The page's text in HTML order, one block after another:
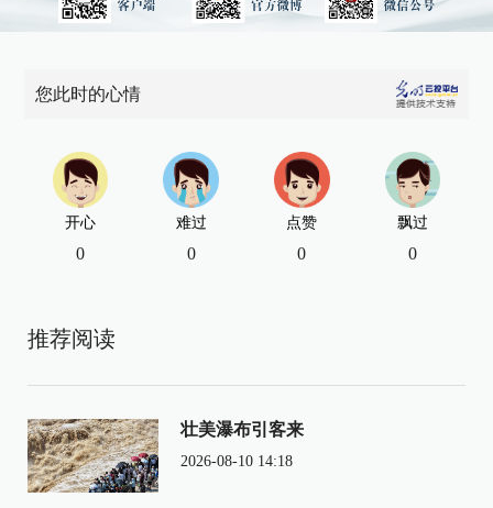
您此时的心情
开心
0
难过
0
点赞
0
飘过
0
推荐阅读
壮美瀑布引客来
2026-08-10 14:18